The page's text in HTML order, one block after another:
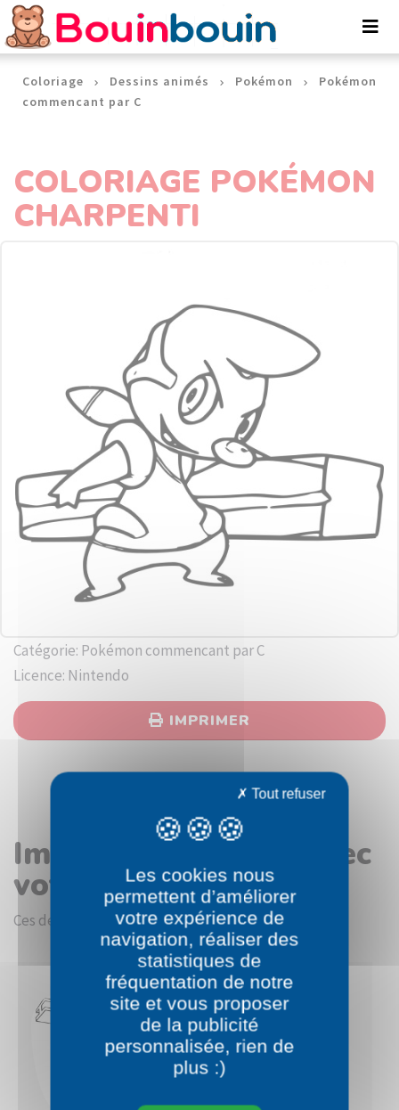
Coloriage Dessins animés Pokémon
Pokémon
commencant par C
COLORIAGE POKÉMON
CHARPENTI
Catégorie: Pokémon commencant par C
Licence: Nintendo
IMPRIMER
Images en rapport avec
votre choix
Ces dessins devraient vous intéresser.
Panneau de gestion des cookies
Les cookies nous
permettent d’améliorer
votre expérience de
navigation, réaliser des
statistiques de
fréquentation de notre
site et vous proposer
de la publicité
personnalisée, rien de
plus :)
Tout refuser